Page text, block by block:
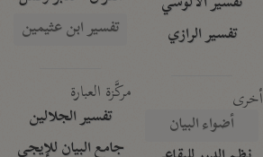
تفسير الرازي
أخرى
أضواء البيان
تفسير ابن عثيمين
مركَّزة العبارة
تفسير الجلالين
جامع البيان للإيجي